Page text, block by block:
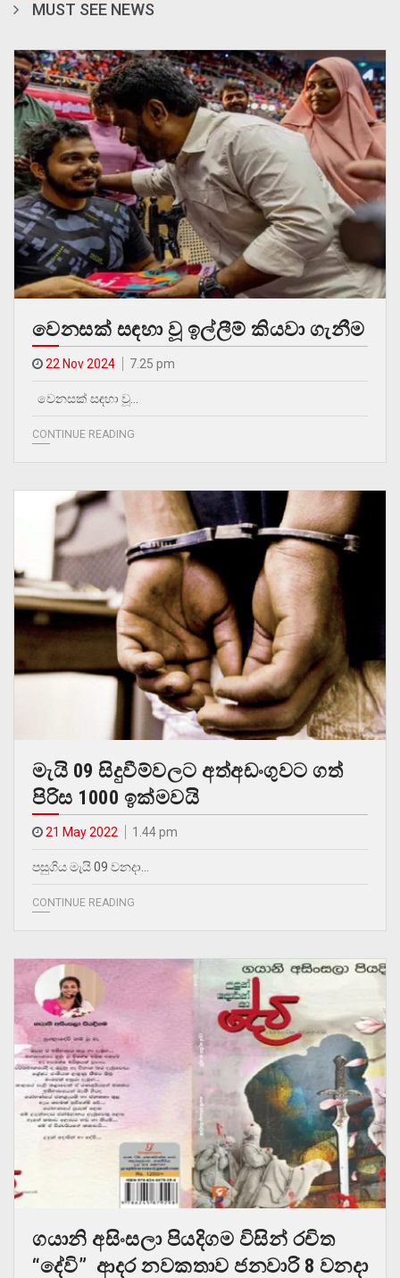
MUST SEE NEWS
වෙනසක් සඳහා වූ ඉල්ලීම් කියවා ගැනීම
22 Nov 2024 7.25 pm
වෙනසක් සඳහා වූ…
CONTINUE READING
මැයි 09 සිදුවීම්වලට අත්අඩංගුවට ගත්
පිරිස 1000 ඉක්මවයි
21 May 2022 1.44 pm
පසුගිය මැයි 09 වනදා…
CONTINUE READING
ගයානි අසිංසලා පියදිගම විසින් රචිත
“දේවි” ආදර නවකතාව ජනවාරි 8 වනදා